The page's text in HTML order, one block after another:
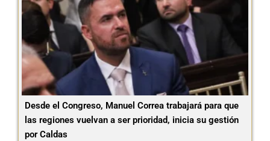
Desde el Congreso, Manuel Correa trabajará para que
las regiones vuelvan a ser prioridad, inicia su gestión
por Caldas